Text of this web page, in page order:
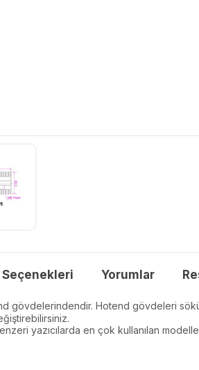
Seçenekleri Yorumlar
gövdelerindendir. Hotend gövdeleri
yazıcılarda en çok kullanılan